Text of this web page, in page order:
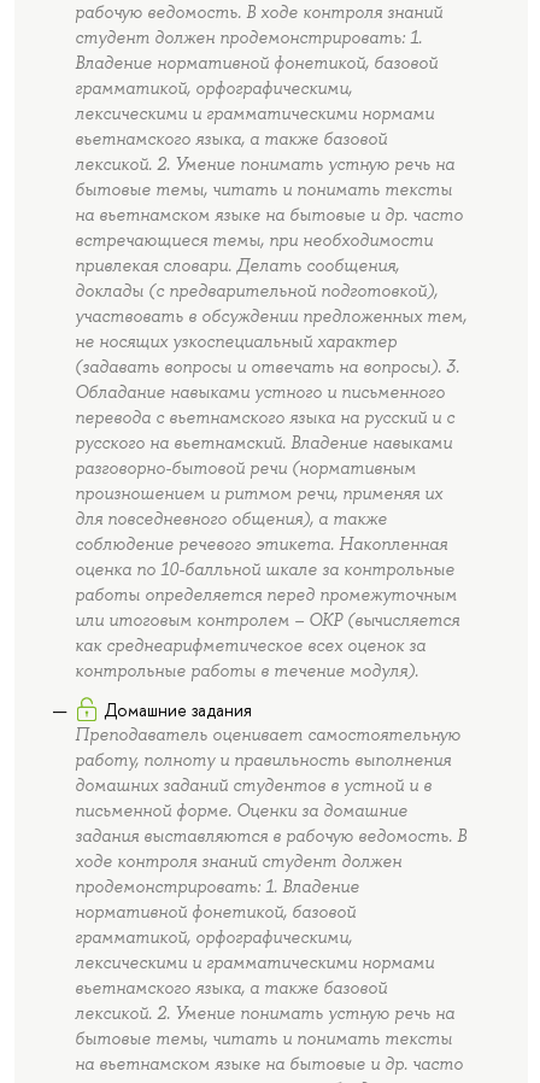
рабочую ведомость. В ходе контроля знаний
студент должен продемонстрировать: 1.
Владение нормативной фонетикой, базовой
грамматикой, орфографическими,
лексическими и грамматическими нормами
вьетнамского языка, а также базовой
лексикой. 2. Умение понимать устную речь на
бытовые темы, читать и понимать тексты
на вьетнамском языке на бытовые и др. часто
встречающиеся темы, при необходимости
привлекая словари. Делать сообщения,
доклады (с предварительной подготовкой),
участвовать в обсуждении предложенных тем,
не носящих узкоспециальный характер
(задавать вопросы и отвечать на вопросы). 3.
Обладание навыками устного и письменного
перевода с вьетнамского языка на русский и с
русского на вьетнамский. Владение навыками
разговорно-бытовой речи (нормативным
произношением и ритмом речи, применяя их
для повседневного общения), а также
соблюдение речевого этикета. Накопленная
оценка по 10-балльной шкале за контрольные
работы определяется перед промежуточным
или итоговым контролем – ОКР (вычисляется
как среднеарифметическое всех оценок за
контрольные работы в течение модуля).
Домашние задания
Преподаватель оценивает самостоятельную
работу, полноту и правильность выполнения
домашних заданий студентов в устной и в
письменной форме. Оценки за домашние
задания выставляются в рабочую ведомость. В
ходе контроля знаний студент должен
продемонстрировать: 1. Владение
нормативной фонетикой, базовой
грамматикой, орфографическими,
лексическими и грамматическими нормами
вьетнамского языка, а также базовой
лексикой. 2. Умение понимать устную речь на
бытовые темы, читать и понимать тексты
на вьетнамском языке на бытовые и др. часто